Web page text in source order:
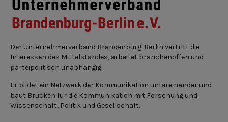
Der Unternehmerverband Brandenburg-Berlin vertritt die
Interessen des Mittelstandes, arbeitet branchenoffen und
parteipolitisch unabhängig.
Er bildet ein Netzwerk der Kommunikation untereinander und
baut Brücken für die Kommunikation mit Forschung und
Wissenschaft, Politik und Gesellschaft.